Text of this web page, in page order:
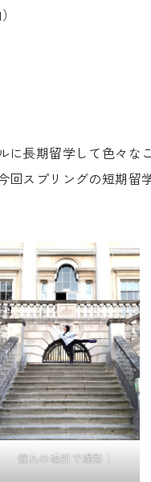
に長期留学して色々な
回スプリングの短期留
憧れの場所で撮影！